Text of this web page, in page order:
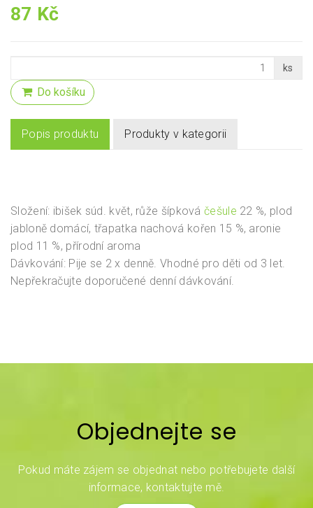
87 Kč
ks
Do košíku
Popis produktu Produkty v kategorii
Složení: ibišek súd. květ, růže šípková češule 22 %, plod
jabloně domácí, třapatka nachová kořen 15 %, aronie
plod 11 %, přírodní aroma
Dávkování: Pije se 2 x denně. Vhodné pro děti od 3 let.
Nepřekračujte doporučené denní dávkování.
Objednejte se
Pokud máte zájem se objednat nebo potřebujete další
informace, kontaktujte mě.